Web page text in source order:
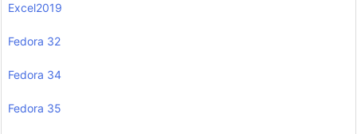
Excel2019
Fedora 32
Fedora 34
Fedora 35